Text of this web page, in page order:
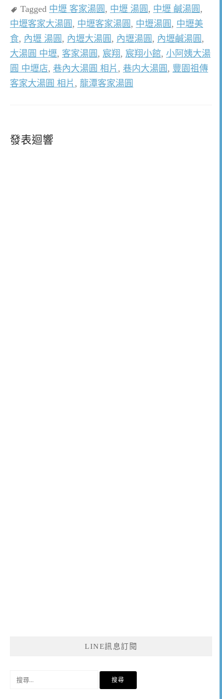
Tagged 中壢 客家湯圓 , 中壢 湯圓 , 中壢 鹹湯圓 ,
中壢客家大湯圓 , 中壢客家湯圓 , 中壢湯圓 , 中壢美
食, 內壢 湯圓 , 內壢大湯圓 , 內壢湯圓 , 內壢鹹湯圓 ,
大湯圓 中壢, 客家湯圓 , 宸翔 , 宸翔小館, 小阿姨大湯
圓 中壢店, 巷內大湯圓 相片 , 巷内大湯圓 , 豐園祖傳
客家大湯圓 相片 , 龍潭客家湯圓
發表迴響
LINE訊息訂閱